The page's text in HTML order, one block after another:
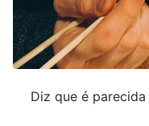
Diz que é